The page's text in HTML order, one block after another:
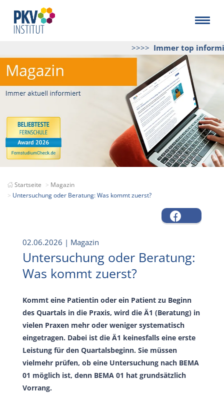
>>>>Immer top
Startseite
Magazin
Untersuchung oder Beratung: Was kommt zuerst?
02.06.2026 | Magazin
Untersuchung oder Beratung:
Was kommt zuerst?
Kommt eine Patientin oder ein Patient zu Beginn
des Quartals in die Praxis, wird die Ä1 (Beratung) in
vielen Praxen mehr oder weniger systematisch
eingetragen. Dabei ist die Ä1 keinesfalls eine erste
Leistung für den Quartalsbeginn. Sie müssen
vielmehr prüfen, ob eine Untersuchung nach BEMA
01 möglich ist, denn BEMA 01 hat grundsätzlich
Vorrang.